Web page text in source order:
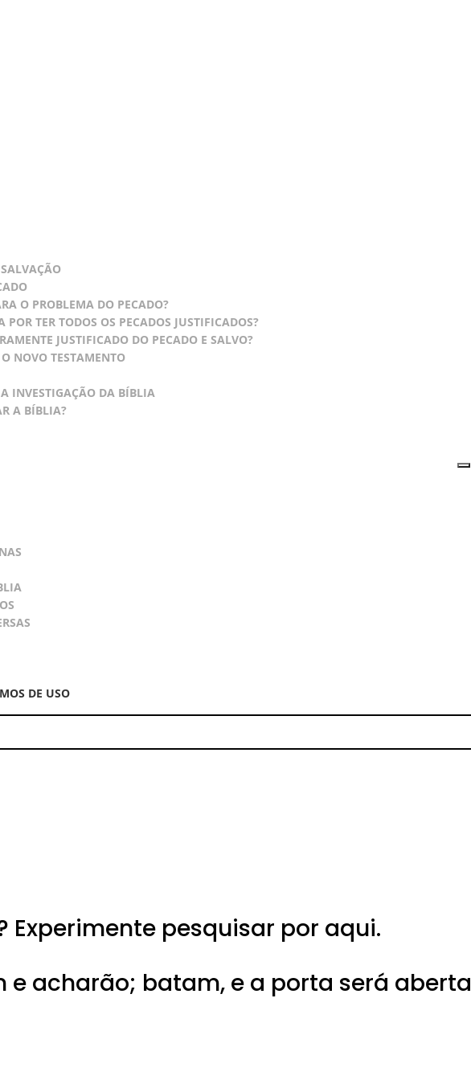
O PROBLEMA DO PECADO?
POR TER TODOS OS PECADOS JUSTIFICADOS?
JUSTIFICADO DO PECADO E SALVO?
NOVO TESTAMENTO
INVESTIGAÇÃO DA BÍBLIA
A BÍBLIA?
DE USO
pesquisar por aqui.
e acharão; batam, e a porta será aberta